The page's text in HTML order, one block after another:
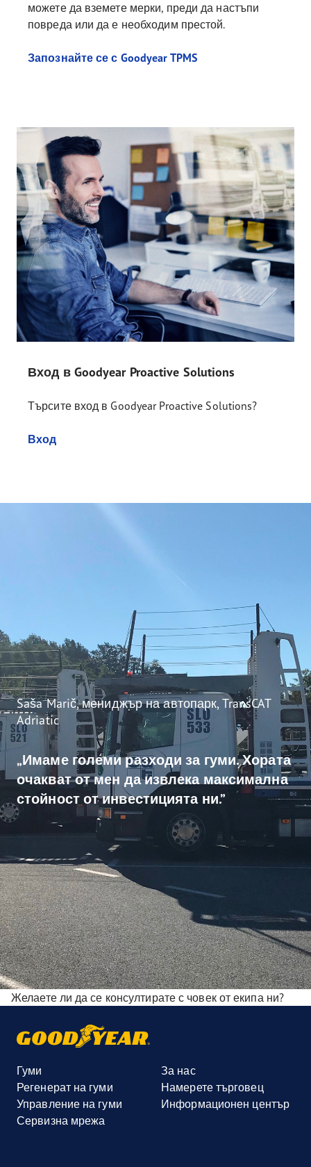
можете да вземете мерки, преди да настъпи
повреда или да е необходим престой.
Запознайте се с Goodyear TPMS
Вход в Goodyear Proactive Solutions
Търсите вход в Goodyear Proactive Solutions?
Вход
Saša Marič, мениджър на автопарк, TransCAT
Adriatic
„Имаме големи разходи за гуми. Хората
очакват от мен да извлека максимална
стойност от инвестицията ни.”
Желаете ли да се консултирате с човек от екипа ни?
Гуми
Регенерат на гуми
Управление на гуми
Сервизна мрежа
За нас
Намерете търговец
Информационен център